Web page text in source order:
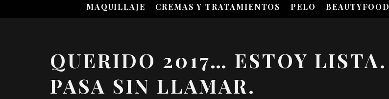
MAQUILLAJE CREMAS Y TRATAMIENTOS PELO BEAUTYFOOD
QUERIDO 2017… ESTOY LISTA.
PASA SIN LLAMAR.